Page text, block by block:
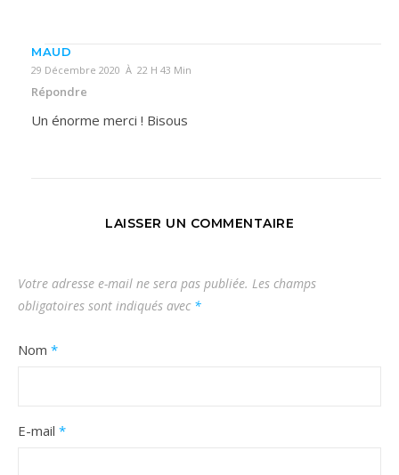
MAUD
29 Décembre 2020 À 22 H 43 Min
Répondre
Un énorme merci ! Bisous
LAISSER UN COMMENTAIRE
Votre adresse e-mail ne sera pas publiée. Les champs
obligatoires sont indiqués avec *
Nom *
E-mail *